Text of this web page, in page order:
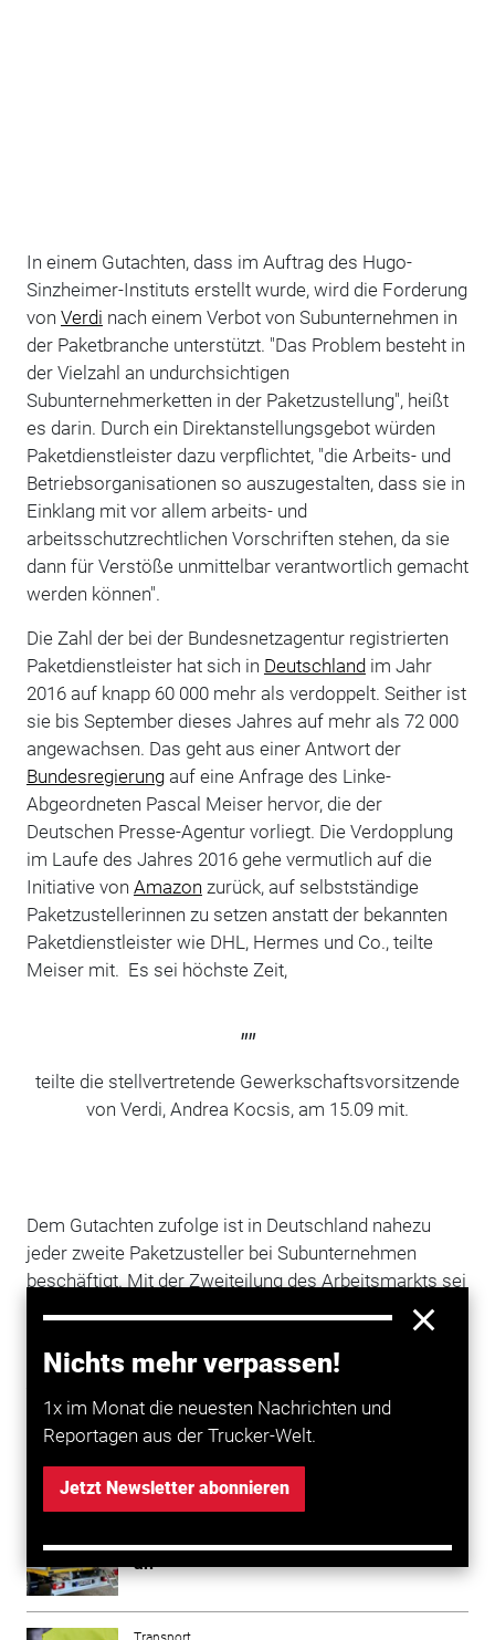
Nichts mehr verpassen!
1x im Monat die neuesten Nachrichten und
Reportagen aus der Trucker-Welt.
Jetzt Newsletter abonnieren
In einem Gutachten, dass im Auftrag des Hugo-
Sinzheimer-Instituts erstellt wurde, wird die Forderung
von Verdi nach einem Verbot von Subunternehmen in
der Paketbranche unterstützt. "Das Problem besteht in
der Vielzahl an undurchsichtigen
Subunternehmerketten in der Paketzustellung", heißt
es darin. Durch ein Direktanstellungsgebot würden
Paketdienstleister dazu verpflichtet, "die Arbeits- und
Betriebsorganisationen so auszugestalten, dass sie in
Einklang mit vor allem arbeits- und
arbeitsschutzrechtlichen Vorschriften stehen, da sie
dann für Verstöße unmittelbar verantwortlich gemacht
werden können".
Die Zahl der bei der Bundesnetzagentur registrierten
Paketdienstleister hat sich in Deutschland im Jahr
2016 auf knapp 60 000 mehr als verdoppelt. Seither ist
sie bis September dieses Jahres auf mehr als 72 000
angewachsen. Das geht aus einer Antwort der
Bundesregierungauf eine Anfrage des Linke-
Abgeordneten Pascal Meiser hervor, die der
Deutschen Presse-Agentur vorliegt. Die Verdopplung
im Laufe des Jahres 2016 gehe vermutlich auf die
Initiative von Amazon zurück, auf selbstständige
Paketzustellerinnen zu setzen anstatt der bekannten
Paketdienstleister wie DHL, Hermes und Co., teilte
Meiser mit. Es sei höchste Zeit,
""
teilte die stellvertretende Gewerkschaftsvorsitzende
von Verdi, Andrea Kocsis, am 15.09 mit.
Dem Gutachten zufolge ist in Deutschland nahezu
jeder zweite Paketzusteller bei Subunternehmen
beschäftigt. Mit der Zweiteilung des Arbeitsmarkts sei
>> Ursprüngliche Forderung Verdis
Transport
Arbeitsdruck für Paketboten steigt weiter
an